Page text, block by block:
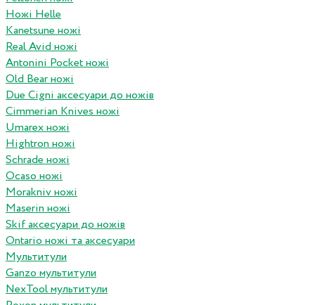
Ножі Helle
Kanetsune ножі
Real Avid ножі
Antonini Pocket ножі
Old Bear ножі
Due Cigni аксесуари до ножів
Cimmerian Knives ножі
Umarex ножі
Hightron ножі
Schrade ножі
Ocaso ножі
Morakniv ножі
Maserin ножі
Skif аксесуари до ножів
Ontario ножі та аксесуари
Мультитули
Ganzo мультитули
NexTool мультитули